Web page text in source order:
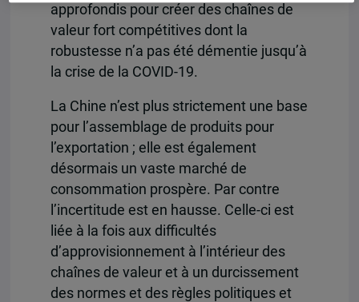
approfondis pour créer des chaînes de
valeur fort compétitives dont la
robustesse n’a pas été démentie jusqu’à
la crise de la COVID-19.
La Chine n’est plus strictement une base
pour l’assemblage de produits pour
l’exportation ; elle est également
désormais un vaste marché de
consommation prospère. Par contre
l’incertitude est en hausse. Celle-ci est
liée à la fois aux difficultés
d’approvisionnement à l’intérieur des
chaînes de valeur et à un durcissement
des normes et des règles politiques et